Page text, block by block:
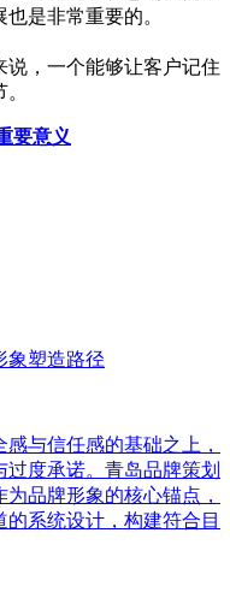
是非常重要的。
说，一个能够让客户记住
要意义
象塑造路径
与信任感的基础之上，
度承诺。青岛品牌策划
品牌形象的核心锚点，
系统设计，构建符合目